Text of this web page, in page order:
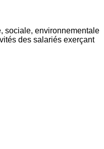
sociale, environnementale
des salariés exerçant